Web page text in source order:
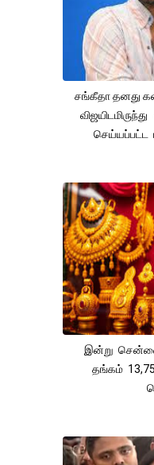
சங்கீதா தனது
செய்யப்பட்ட
இன்று
தங்கம்